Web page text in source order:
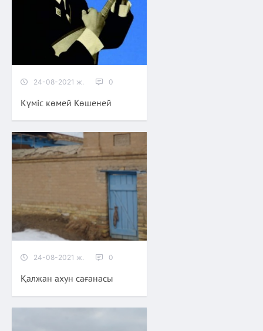
24-08-2021 ж. 0
Күміс көмей Көшеней
24-08-2021 ж. 0
Қалжан ахун сағанасы